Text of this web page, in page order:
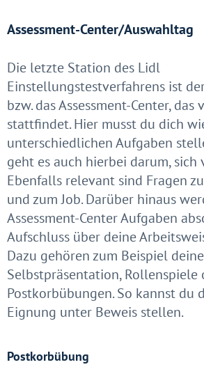
Assessment-Center/Auswahltag
Die letzte Station des Lidl
Einstellungstestverfahrens ist
bzw. das Assessment-Center, das
stattfindet. Hier musst du dich
unterschiedlichen Aufgaben
geht es auch hierbei darum, sich
Ebenfalls relevant sind Fragen
und zum Job. Darüber hinaus
Assessment-Center Aufgaben
Aufschluss über deine
Dazu gehören zum Beispiel deine
Selbstpräsentation, Rollenspiele
Postkorbübungen. So kannst du
Eignung unter Beweis stellen.
Postkorbübung